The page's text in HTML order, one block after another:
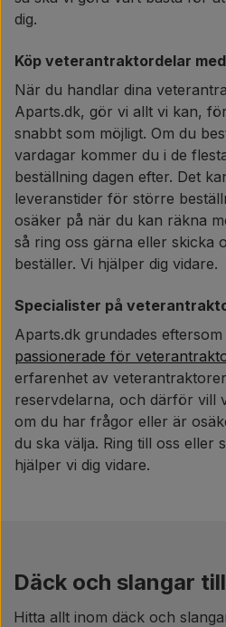
dig.
Köp veterantraktordelar
När du handlar dina
Aparts.dk, gör vi allt vi kan,
snabbt som möjligt. Om du
vardagar kommer du i de
beställning dagen efter. Det
leveranstider för större
osäker på när du kan räkna
så ring oss gärna eller skicka
beställer. Vi hjälper dig vidare.
Specialister på
Aparts.dk grundades
passionerade för
erfarenhet av
reservdelarna, och därför vill
om du har frågor eller är
du ska välja. Ring till oss eller
hjälper vi dig vidare.
Däck och slangar
Hitta allt inom däck och